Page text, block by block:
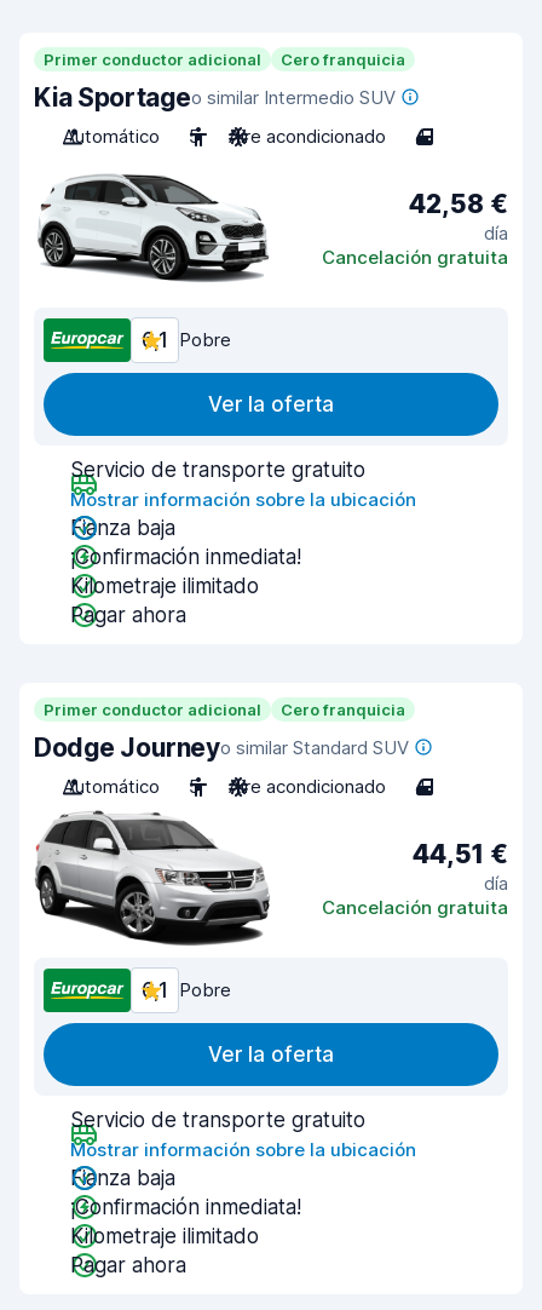
Primer conductor adicional Cero franquicia
Kia Sportageo similar Intermedio SUV
Automático
5 Aire acondicionado 4
42,58 €
día
Cancelación gratuita
6,1 Pobre
Ver la oferta
Servicio de transporte gratuito
Mostrar información sobre la ubicación
Fianza baja
¡Confirmación inmediata!
Kilometraje ilimitado
Pagar ahora
Primer conductor adicional Cero franquicia
Dodge Journeyo similar Standard SUV
Automático
5 Aire acondicionado 4
44,51 €
día
Cancelación gratuita
6,1 Pobre
Ver la oferta
Servicio de transporte gratuito
Mostrar información sobre la ubicación
Fianza baja
¡Confirmación inmediata!
Kilometraje ilimitado
Pagar ahora